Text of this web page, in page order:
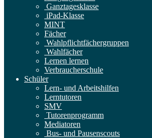
Ganztagesklasse
iPad-Klasse
MINT
Fächer
Wahlpflichtfächergruppen
Wahlfächer
Lernen lernen
Verbraucherschule
Schüler
Lern- und Arbeitshilfen
Lerntutoren
SMV
Tutorenprogramm
Mediatoren
Bus- und Pausenscouts